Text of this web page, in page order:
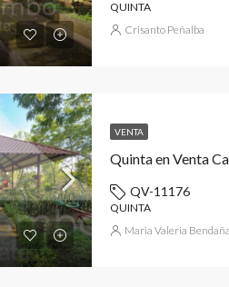
QUINTA
Crisanto Peñalba
VENTA
Quinta en Venta
QV-11176
QUINTA
Maria Valeria Bendaña